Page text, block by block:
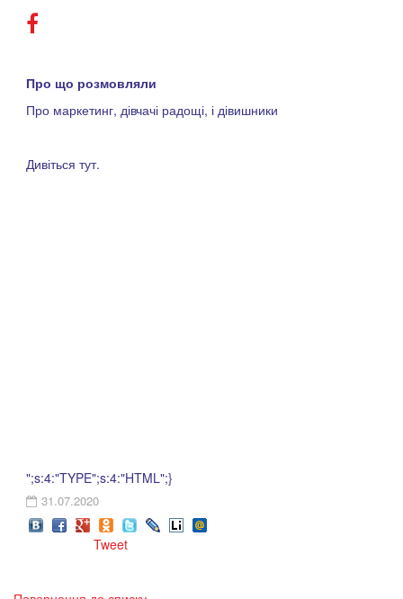
Про що розмовляли
Про маркетинг, дівчачі радощі, і дівишники
Дивіться тут.
";s:4:"TYPE";s:4:"HTML";}
31.07.2020
Tweet